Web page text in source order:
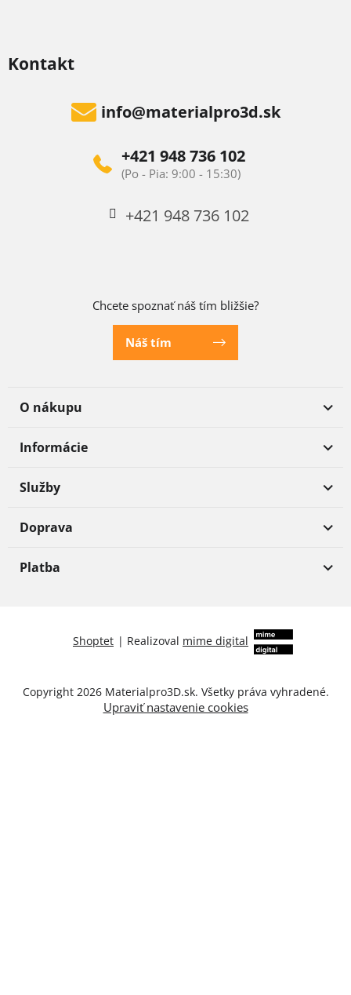
Kontakt
info@materialpro3d.sk
+421 948 736 102
+421 948 736 102
Chcete spoznať náš tím bližšie?
Náš tím
O nákupu
Informácie
Služby
Doprava
Platba
Shoptet | Realizoval mime digital
Copyright 2026 Materialpro3D.sk. Všetky práva vyhradené.
Upraviť nastavenie cookies